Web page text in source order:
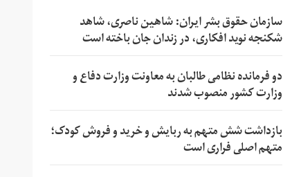
سازمان حقوق بشر ایران: شاهین ناصری، شاهد
شکنجه نوید افکاری، در زندان جان باخته است
دو فرمانده نظامی طالبان به معاونت وزارت دفاع و
وزارت کشور منصوب شدند
بازداشت شش متهم به ربایش و خرید و فروش کودک؛
متهم اصلی فراری است